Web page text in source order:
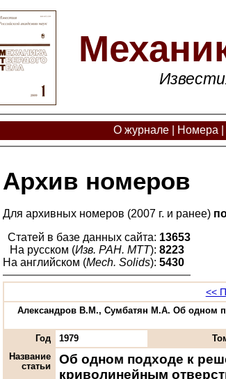
О журнале Номера
Архив номеров
Для архивных номеров (2007 г. и ранее)
Статей в базе данных сайта: 13653
На русском (Изв. РАН. МТТ): 8223
На английском (Mech. Solids): 5430
<<
Александров В.М., Сумбатян М.А. Об одном
Год
1979
Название
статьи
Об одном подходе к
криволинейным